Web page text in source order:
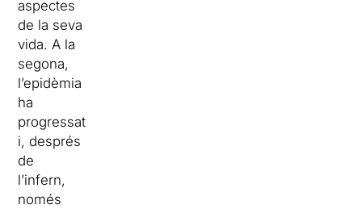
aspectes
de la seva
vida. A la
segona,
l’epidèmia
ha
progressat
i, després
de
l’infern,
només